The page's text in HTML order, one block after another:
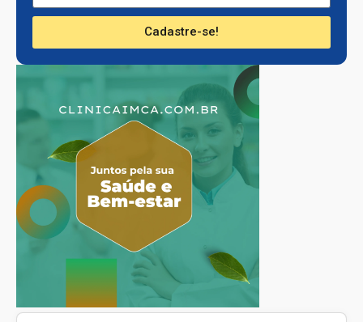
Cadastre-se!